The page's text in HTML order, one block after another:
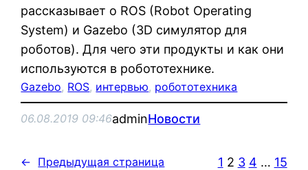
рассказывает о ROS (Robot Operating
System) и Gazebo (3D симулятор для
роботов). Для чего эти продукты и как они
используются в робототехнике.
Gazebo, ROS, интервью, робототехника
06.08.2019 09:46adminНовости
← Предыдущая страница 1 2 3 4 … 15